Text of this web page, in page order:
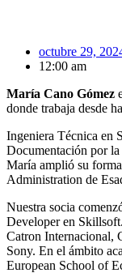
octubre 29,
12:00 am
María Cano Gómez
donde trabaja desde
Ingeniera Técnica en
Documentación por
María amplió su
Administration de
Nuestra socia
Developer en
Catron
Sony. En el ámbito
European School of